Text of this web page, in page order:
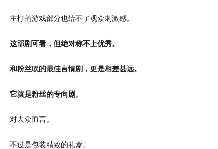
主打的游戏部分也给不了观众刺激感。
这部剧可看，但绝对称不上优秀。
和粉丝吹的最佳言情剧，更是相差甚远。
它就是粉丝的专向剧 。
对大众而言。
不过是包装精致的礼盒。